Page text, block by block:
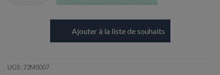
Ajouter à la liste de souhaits
UGS : 72M0007